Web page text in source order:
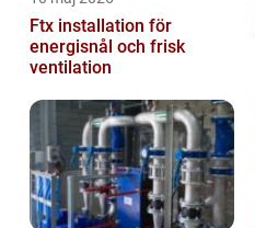
Ftx installation för
energisnål och frisk
ventilation